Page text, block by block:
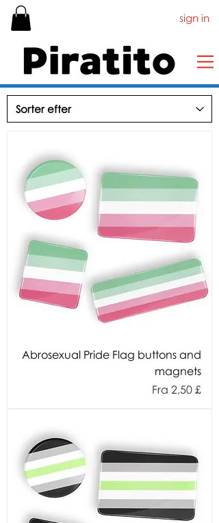
sign in
Abrosexual Pride Flag buttons and
magnets
Fra 2,50 £
Salgspris